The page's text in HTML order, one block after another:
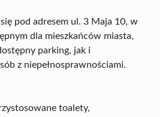
pod adresem ul. 3 Maja 10, w
dla mieszkańców miasta,
parking, jak i
z niepełnosprawnościami.
toalety,